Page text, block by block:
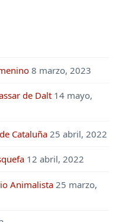
8 marzo, 2023
de Dalt 14 mayo,
Cataluña 25 abril, 2022
12 abril, 2022
Animalista 25 marzo,